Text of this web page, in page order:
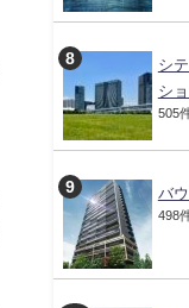
シ
シ
505
バ
498